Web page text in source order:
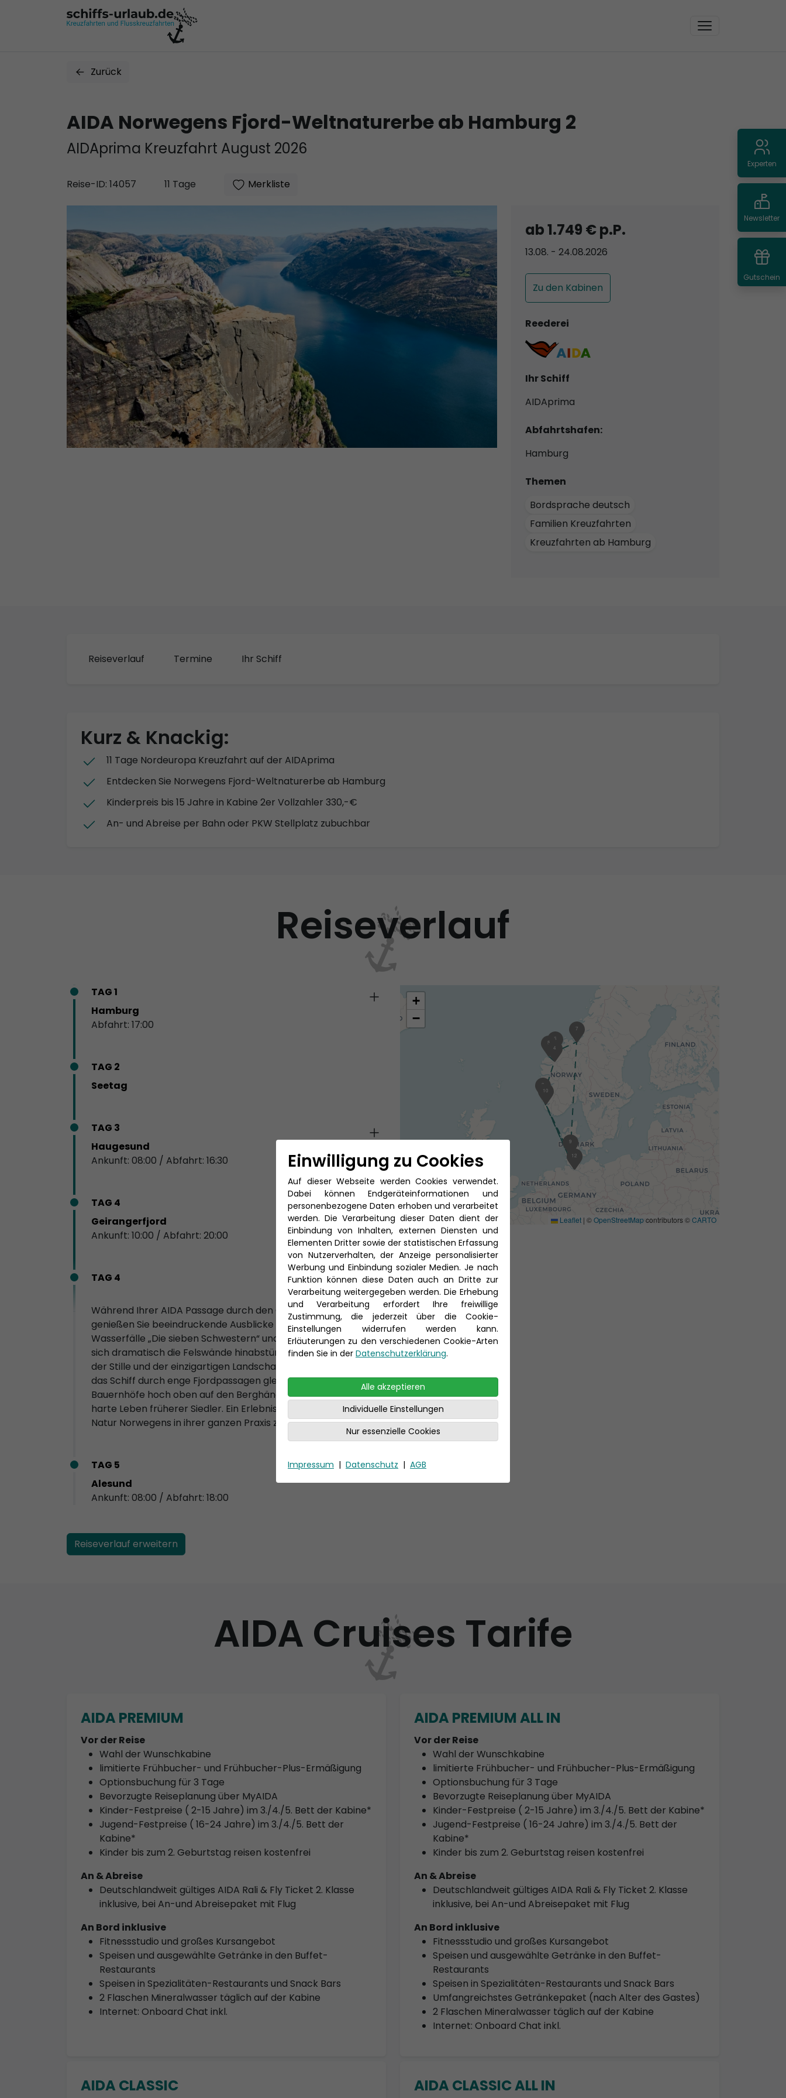
Zurück
AIDA Norwegens Fjord-Weltnaturerbe ab Hamburg 2
AIDAprima Kreuzfahrt August 2026
Reise-ID: 14057 11 Tage Merkliste
ab 1.749 € p.P.
13.08. - 24.08.2026
Zu den Kabinen
Reederei
Ihr Schiff
AIDAprima
Abfahrtshafen:
Hamburg
Themen
Bordsprache deutsch
Familien Kreuzfahrten
Kreuzfahrten ab Hamburg
Reiseverlauf Termine Ihr Schiff
Kurz & Knackig:
11 Tage Nordeuropa Kreuzfahrt auf der AIDAprima
Entdecken Sie Norwegens Fjord-Weltnaturerbe ab Hamburg
Kinderpreis bis 15 Jahre in Kabine 2er Vollzahler 330,-€
An- und Abreise per Bahn oder PKW Stellplatz zubuchbar
Reiseverlauf
1
3
4
5
6
7
9
10
12
+
−
Leaflet | ©OpenStreetMapcontributors ©CARTO
TAG 1
Hamburg
Abfahrt: 17:00
TAG 2
Seetag
TAG 3
Haugesund
Ankunft: 08:00 / Abfahrt: 16:30
TAG 4
Geirangerfjord
Ankunft: 10:00 / Abfahrt: 20:00
TAG 4
Während Ihrer AIDA Passage durch den Geirangerfjord
genießen Sie beeindruckende Ausblicke auf die berühmten
Wasserfälle „Die sieben Schwestern“ und „Brautschleier“, die
sich dramatisch die Felswände hinabstürzen. Lassen Sie sich von
der Stille und der einzigartigen Landschaft verzaubern, während
das Schiff durch enge Fjordpassagen gleitet. Kleine, idyllische
Bauernhöfe hoch oben auf den Berghängen erinnern an das
harte Leben früherer Siedler. Ein Erlebnis, das die unberührte
Natur Norwegens in ihrer ganzen Praxis zeigt.
TAG 5
Alesund
Ankunft: 08:00 / Abfahrt: 18:00
Reiseverlauf erweitern
AIDA Cruises Tarife
AIDA PREMIUM
Vor der Reise
Wahl der Wunschkabine
limitierte Frühbucher- und Frühbucher-Plus-Ermäßigung
Optionsbuchung für 3 Tage
Bevorzugte Reiseplanung über MyAIDA
Kinder-Festpreise ( 2-15 Jahre) im 3./4./5. Bett der Kabine*
Jugend-Festpreise ( 16-24 Jahre) im 3./4./5. Bett der
Kabine*
Kinder bis zum 2. Geburtstag reisen kostenfrei
An & Abreise
Deutschlandweit gültiges AIDA Rali & Fly Ticket 2. Klasse
inklusive, bei An-und Abreisepaket mit Flug
An Bord inklusive
Fitnessstudio und großes Kursangebot
Speisen und ausgewählte Getränke in den Buffet-
Restaurants
Speisen in Spezialitäten-Restaurants und Snack Bars
2 Flaschen Mineralwasser täglich auf der Kabine
Internet: Onboard Chat inkl.
AIDA PREMIUM ALL IN
Vor der Reise
Wahl der Wunschkabine
limitierte Frühbucher- und Frühbucher-Plus-Ermäßigung
Optionsbuchung für 3 Tage
Bevorzugte Reiseplanung über MyAIDA
Kinder-Festpreise ( 2-15 Jahre) im 3./4./5. Bett der Kabine*
Jugend-Festpreise ( 16-24 Jahre) im 3./4./5. Bett der
Kabine*
Kinder bis zum 2. Geburtstag reisen kostenfrei
An & Abreise
Deutschlandweit gültiges AIDA Rali & Fly Ticket 2. Klasse
inklusive, bei An-und Abreisepaket mit Flug
An Bord inklusive
Fitnessstudio und großes Kursangebot
Speisen und ausgewählte Getränke in den Buffet-
Restaurants
Speisen in Spezialitäten-Restaurants und Snack Bars
Umfangreichstes Getränkepaket (nach Alter des Gastes)
2 Flaschen Mineralwasser täglich auf der Kabine
Internet: Onboard Chat inkl.
AIDA CLASSIC AIDA CLASSIC ALL IN
Experten
Newsletter
Gutschein
Einwilligung zu Cookies
Auf dieser Webseite werden Cookies verwendet.
Dabei können Endgeräteinformationen und
personenbezogene Daten erhoben und verarbeitet
werden. Die Verarbeitung dieser Daten dient der
Einbindung von Inhalten, externen Diensten und
Elementen Dritter sowie der statistischen Erfassung
von Nutzerverhalten, der Anzeige personalisierter
Werbung und Einbindung sozialer Medien. Je nach
Funktion können diese Daten auch an Dritte zur
Verarbeitung weitergegeben werden. Die Erhebung
und Verarbeitung erfordert Ihre freiwillige
Zustimmung, die jederzeit über die Cookie-
Einstellungen widerrufen werden kann.
Erläuterungen zu den verschiedenen Cookie-Arten
finden Sie in der Datenschutzerklärung.
Alle akzeptieren
Individuelle Einstellungen
Nur essenzielle Cookies
Impressum | Datenschutz | AGB